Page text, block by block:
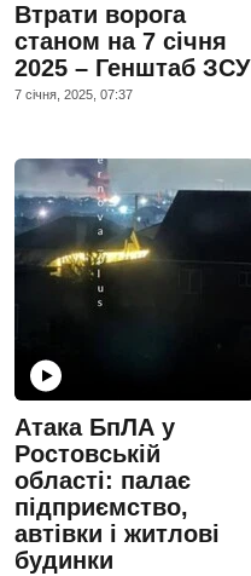
Втрати ворога
станом на 7 січня
2025 – Генштаб ЗСУ
7 сiчня, 2025, 07:37
Атака БпЛА у
Ростовській
області: палає
підприємство,
автівки і житлові
будинки